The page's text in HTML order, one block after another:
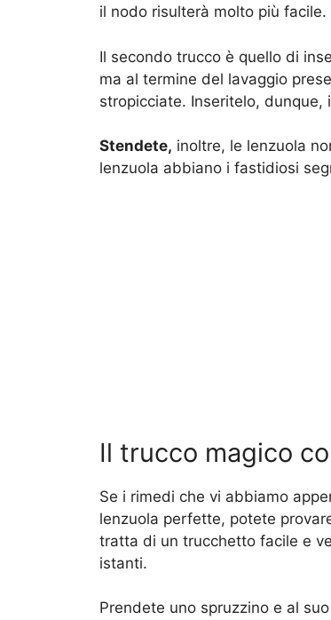
il nodo risulterà molto più facile.
Il secondo trucco è quello di
ma al termine del lavaggio
stropicciate. Inseritelo, dunque,
Stendete, inoltre, le lenzuola
lenzuola abbiano i fastidiosi
Il trucco magico
Se i rimedi che vi abbiamo
lenzuola perfette, potete
tratta di un trucchetto facile e
istanti.
Prendete uno spruzzino e al